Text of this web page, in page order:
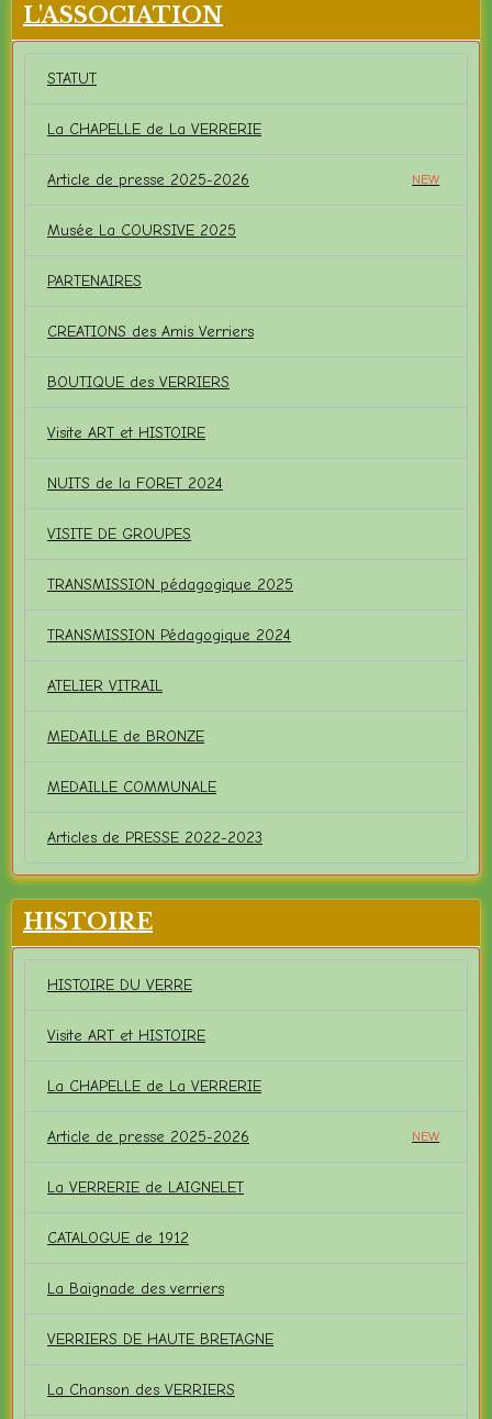
L'ASSOCIATION
STATUT
La CHAPELLE de La VERRERIE
Article de presse 2025-2026 NEW
Musée La COURSIVE 2025
PARTENAIRES
CREATIONS des Amis Verriers
BOUTIQUE des VERRIERS
Visite ART et HISTOIRE
NUITS de la FORET 2024
VISITE DE GROUPES
TRANSMISSION pédagogique 2025
TRANSMISSION Pédagogique 2024
ATELIER VITRAIL
MEDAILLE de BRONZE
MEDAILLE COMMUNALE
Articles de PRESSE 2022-2023
HISTOIRE
HISTOIRE DU VERRE
Visite ART et HISTOIRE
La CHAPELLE de La VERRERIE
Article de presse 2025-2026 NEW
La VERRERIE de LAIGNELET
CATALOGUE de 1912
La Baignade des verriers
VERRIERS DE HAUTE BRETAGNE
La Chanson des VERRIERS